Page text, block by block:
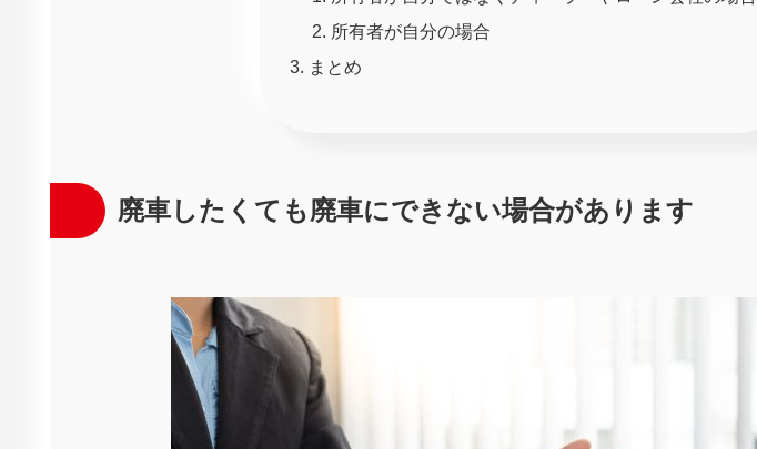
所有者が自分の場合
まとめ
廃車したくても廃車にできない場合があります